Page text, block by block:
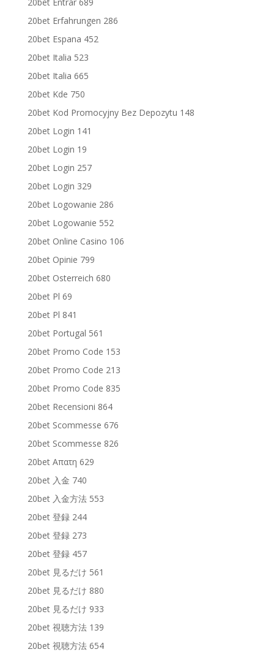
20bet Erfahrungen 286
20bet Espana 452
20bet Italia 523
20bet Italia 665
20bet Kde 750
20bet Kod Promocyjny Bez Depozytu 148
20bet Login 141
20bet Login 19
20bet Login 257
20bet Login 329
20bet Logowanie 286
20bet Logowanie 552
20bet Online Casino 106
20bet Opinie 799
20bet Osterreich 680
20bet Pl 69
20bet Pl 841
20bet Portugal 561
20bet Promo Code 153
20bet Promo Code 213
20bet Promo Code 835
20bet Recensioni 864
20bet Scommesse 676
20bet Scommesse 826
20bet Απατη 629
20bet 入金 740
20bet 入金方法 553
20bet 登録 244
20bet 登録 273
20bet 登録 457
20bet 見るだけ 561
20bet 見るだけ 880
20bet 見るだけ 933
20bet 視聴方法 139
20bet 視聴方法 654